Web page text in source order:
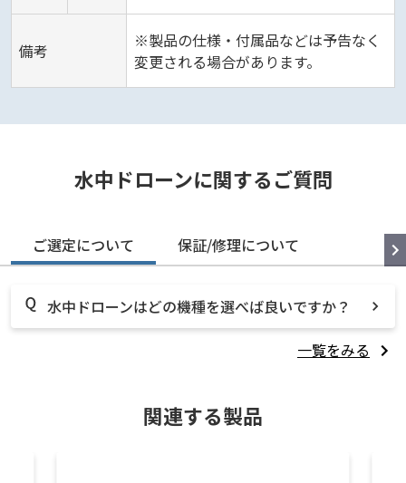
備考
※製品の仕様・付属品などは予告なく
変更される場合があります。
水中ドローンに関するご質問
ご選定について 保証/修理について
水中ドローンはどの機種を選べば良いですか？
一覧をみる
関連する製品